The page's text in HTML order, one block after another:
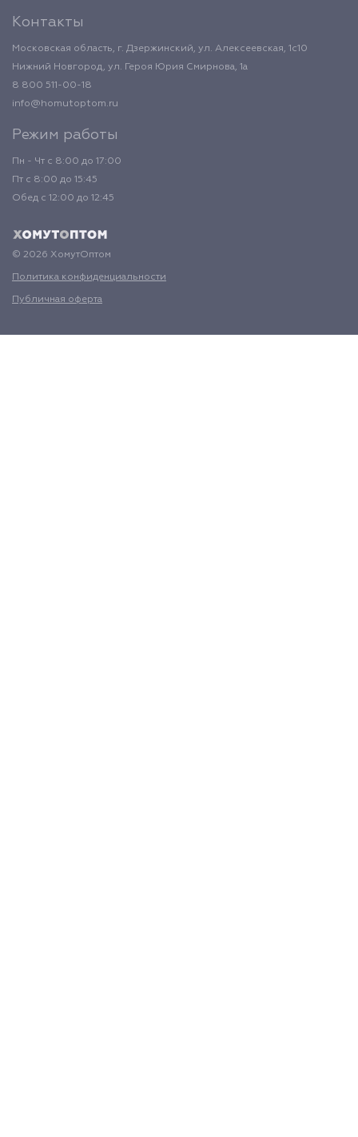
Контакты
Московская область, г. Дзержинский, ул. Алексеевская, 1с10
Нижний Новгород, ул. Героя Юрия Смирнова, 1а
8 800 511-00-18
info@homutoptom.ru
Режим работы
Пн - Чт с 8:00 до 17:00
Пт с 8:00 до 15:45
Обед с 12:00 до 12:45
© 2026 ХомутОптом
Политика конфиденциальности
Публичная оферта